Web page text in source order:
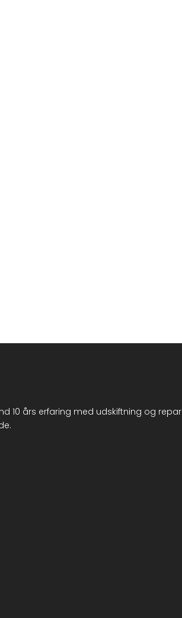
10 års erfaring med udskiftning og